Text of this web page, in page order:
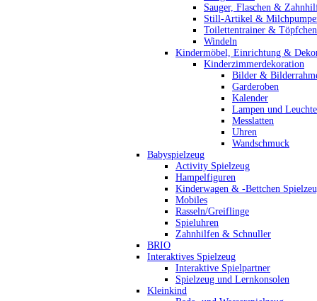
Sauger, Flaschen &
Still-Artikel &
Toilettentrainer & Töpfchen
Windeln
Kindermöbel, Einrichtung &
Kinderzimmerdekoration
Bilder &
Garderoben
Kalender
Lampen und
Messlatten
Uhren
Wandschmuck
Babyspielzeug
Activity Spielzeug
Hampelfiguren
Kinderwagen & -Bettchen
Mobiles
Rasseln/Greiflinge
Spieluhren
Zahnhilfen & Schnuller
BRIO
Interaktives Spielzeug
Interaktive Spielpartner
Spielzeug und Lernkonsolen
Kleinkind